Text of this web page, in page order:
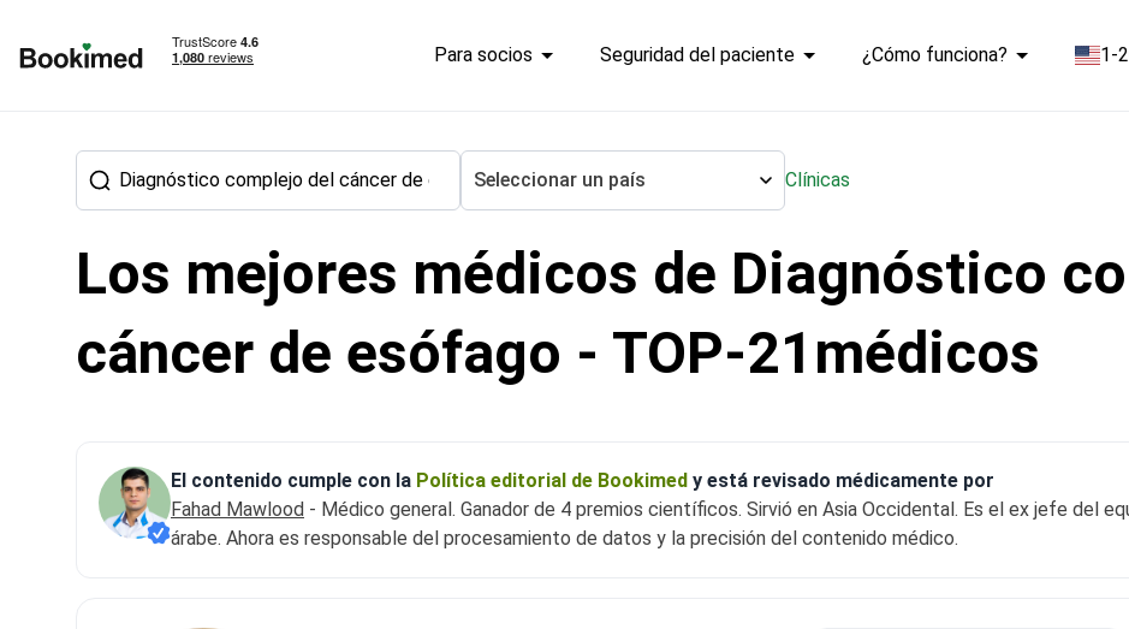
Para socios Seguridad del paciente ¿Cómo funciona? 1-
Seleccionar un país Clínicas
Tratamiento en el extranjero Oncología Diagnóstico complejo del cáncer de esófago
Los mejores médicos de Diagnóstico
cáncer de esófago - TOP-21médicos
El contenido cumple con la Política editorial de Bookimed y está revisado médicamente por
Fahad Mawlood - Médico general. Ganador de 4 premios científicos. Sirvió en Asia Occidental. Es el ex jefe del
árabe. Ahora es responsable del procesamiento de datos y la precisión del contenido médico.